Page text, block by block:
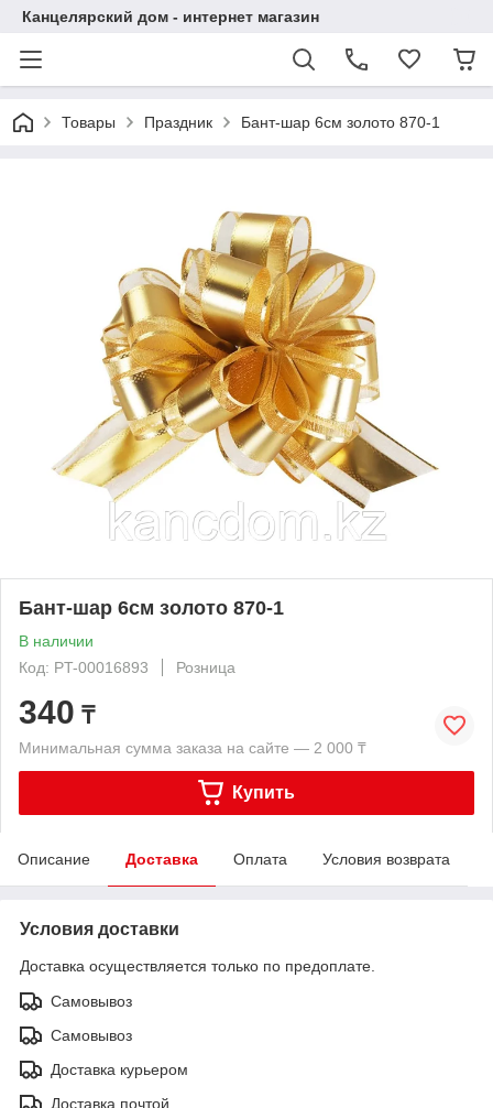
Канцелярский дом - интернет магазин
Товары Праздник Бант-шар 6см золото 870-1
Бант-шар 6см золото 870-1
В наличии
Код: PT-00016893
Розница
340 ₸
Минимальная сумма заказа на сайте — 2 000 ₸
Купить
Описание Доставка Оплата Условия возврата
Условия доставки
Доставка осуществляется только по предоплате.
Самовывоз
Самовывоз
Доставка курьером
Доставка почтой